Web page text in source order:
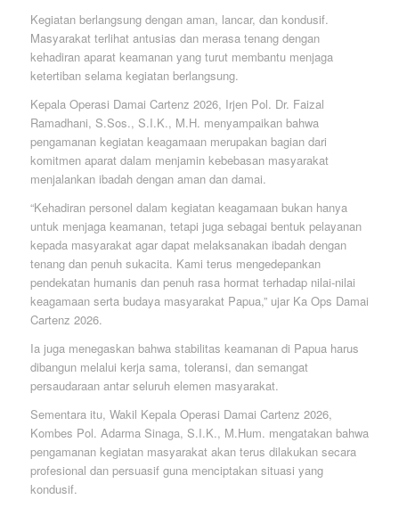
Kegiatan berlangsung dengan aman, lancar, dan kondusif.
Masyarakat terlihat antusias dan merasa tenang dengan
kehadiran aparat keamanan yang turut membantu menjaga
ketertiban selama kegiatan berlangsung.
Kepala Operasi Damai Cartenz 2026, Irjen Pol. Dr. Faizal
Ramadhani, S.Sos., S.I.K., M.H. menyampaikan bahwa
pengamanan kegiatan keagamaan merupakan bagian dari
komitmen aparat dalam menjamin kebebasan masyarakat
menjalankan ibadah dengan aman dan damai.
“Kehadiran personel dalam kegiatan keagamaan bukan hanya
untuk menjaga keamanan, tetapi juga sebagai bentuk pelayanan
kepada masyarakat agar dapat melaksanakan ibadah dengan
tenang dan penuh sukacita. Kami terus mengedepankan
pendekatan humanis dan penuh rasa hormat terhadap nilai-nilai
keagamaan serta budaya masyarakat Papua,” ujar Ka Ops Damai
Cartenz 2026.
Ia juga menegaskan bahwa stabilitas keamanan di Papua harus
dibangun melalui kerja sama, toleransi, dan semangat
persaudaraan antar seluruh elemen masyarakat.
Sementara itu, Wakil Kepala Operasi Damai Cartenz 2026,
Kombes Pol. Adarma Sinaga, S.I.K., M.Hum. mengatakan bahwa
pengamanan kegiatan masyarakat akan terus dilakukan secara
profesional dan persuasif guna menciptakan situasi yang
kondusif.